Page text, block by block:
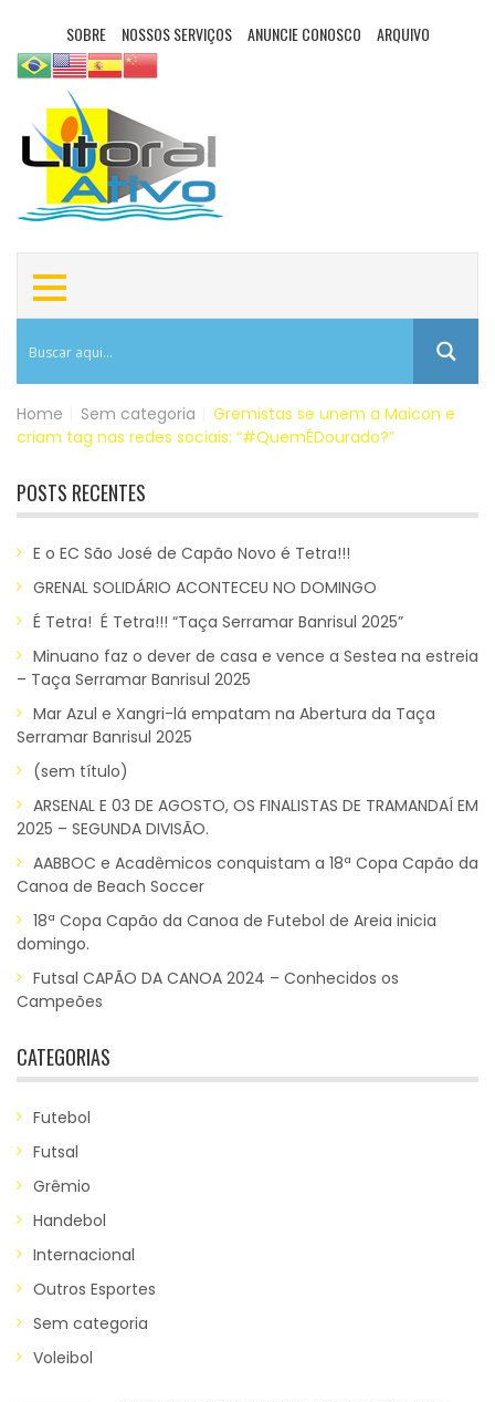
SOBRE NOSSOS SERVIÇOS ANUNCIE CONOSCO ARQUIVO
Home Sem categoria
Gremistas se unem a Maicon e
criam tag nas redes sociais: “#QuemÉDourado?”
POSTS RECENTES
E o EC São José de Capão Novo é Tetra!!!
GRENAL SOLIDÁRIO ACONTECEU NO DOMINGO
É Tetra! É Tetra!!! “Taça Serramar Banrisul 2025”
Minuano faz o dever de casa e vence a Sestea na estreia
– Taça Serramar Banrisul 2025
Mar Azul e Xangri-lá empatam na Abertura da Taça
Serramar Banrisul 2025
(sem título)
ARSENAL E 03 DE AGOSTO, OS FINALISTAS DE TRAMANDAÍ EM
2025 – SEGUNDA DIVISÃO.
AABBOC e Acadêmicos conquistam a 18ª Copa Capão da
Canoa de Beach Soccer
18ª Copa Capão da Canoa de Futebol de Areia inicia
domingo.
Futsal CAPÃO DA CANOA 2024 – Conhecidos os
Campeões
CATEGORIAS
Futebol
Futsal
Grêmio
Handebol
Internacional
Outros Esportes
Sem categoria
Voleibol